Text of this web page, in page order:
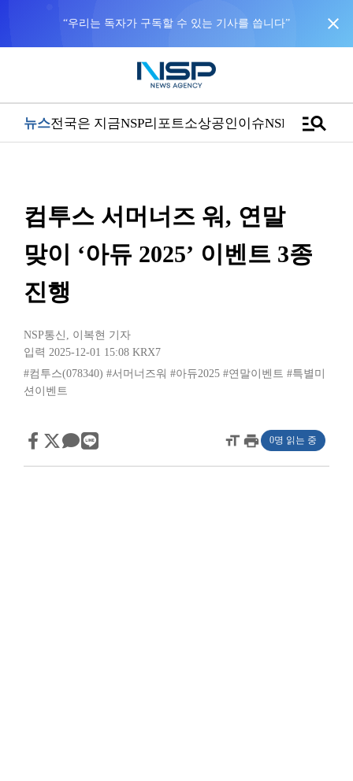
“우리는 독자가 구독할 수 있는 기사를 씁니다” close
뉴스전국은 지금NSP리포트소상공인이슈NSPTVmanage_search
컴투스 서머너즈 워, 연말
맞이 ‘아듀 2025’ 이벤트 3종
진행
NSP통신 , 이복현 기자
입력 2025-12-01 15:08 KRX7
#컴투스(078340) #서머너즈워 #아듀2025 #연말이벤트 #특별미
션이벤트
format_sizeprint 0명 읽는 중